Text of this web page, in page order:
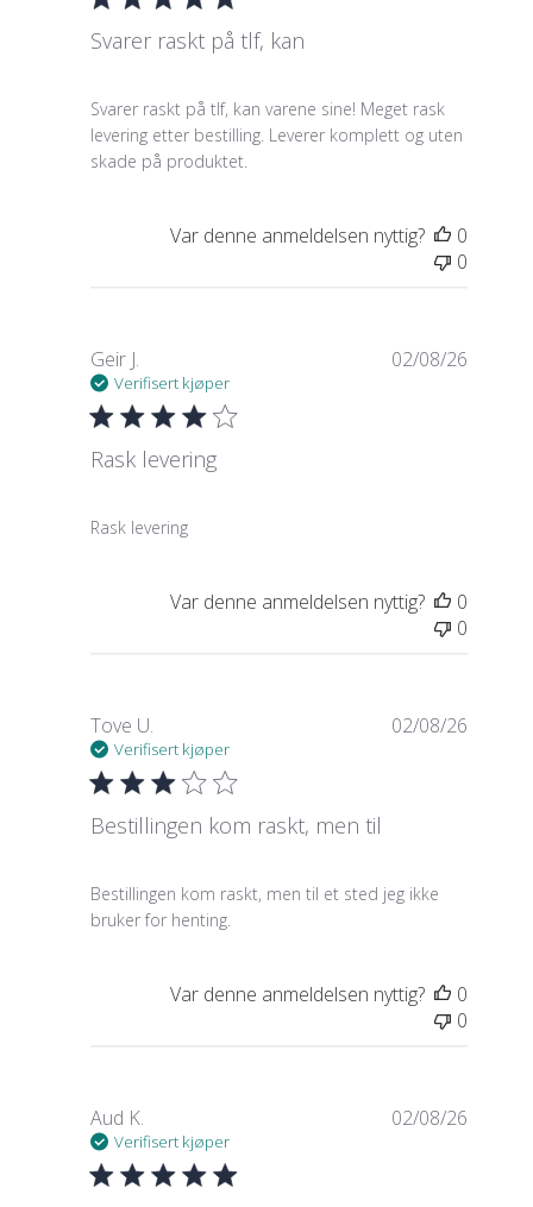
Svarer raskt på tlf, kan
Svarer raskt på tlf, kan varene sine! Meget rask
levering etter bestilling. Leverer komplett og uten
skade på produktet.
read more about review content Svarer raskt på
Var denne anmeldelsen nyttig?
0
0
Geir J.
Verifisert kjøper
Rask levering
Rask levering
read more about review content
02/08/26
Var denne anmeldelsen nyttig?
0
0
Tove U.
Verifisert kjøper
Bestillingen kom raskt, men til
Bestillingen kom raskt, men til et sted jeg ikke
bruker for henting.
read more about review content Bestillingen
02/08/26
Var denne anmeldelsen nyttig?
0
0
Aud K.
Verifisert kjøper
02/08/26